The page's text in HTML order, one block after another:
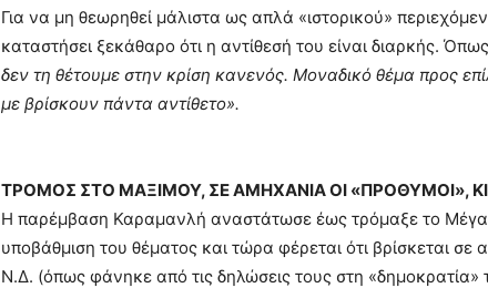
Για να μη θεωρηθεί μάλιστα ως απλά «ιστορικού»
καταστήσει ξεκάθαρο ότι η αντίθεσή του είναι διαρκής.
δεν τη θέτουμε στην κρίση κανενός. Μοναδικό θέμα προς
με βρίσκουν πάντα αντίθετο».
ΤΡΟΜΟΣ ΣΤΟ ΜΑΞΙΜΟΥ, ΣΕ ΑΜΗΧΑΝΙΑΟΙ «ΠΡΟΘΥΜΟΙ»,
Η παρέμβαση Καραμανλή αναστάτωσε έως τρόμαξε το
υποβάθμιση του θέματος και τώρα φέρεται ότι βρίσκεται
Ν.Δ. (όπως φάνηκε από τις δηλώσεις τους στη